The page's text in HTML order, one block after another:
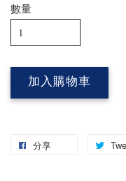
數量
加入購物車
分享